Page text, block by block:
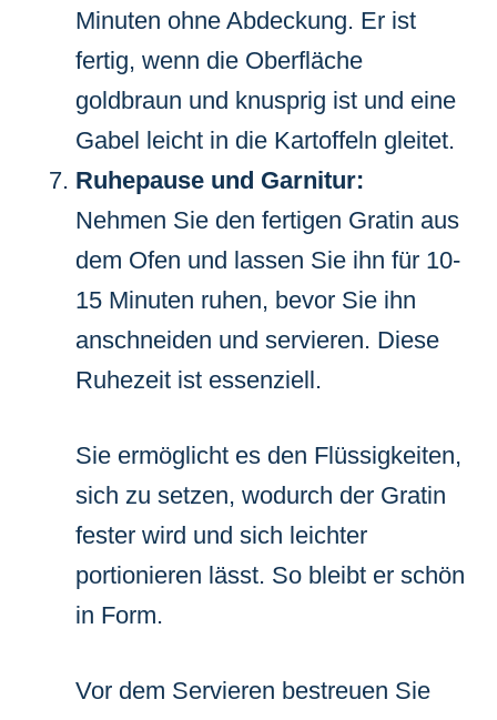
Minuten ohne Abdeckung. Er ist
fertig, wenn die Oberfläche
goldbraun und knusprig ist und eine
Gabel leicht in die Kartoffeln gleitet.
Ruhepause und Garnitur:
Nehmen Sie den fertigen Gratin aus
dem Ofen und lassen Sie ihn für 10-
15 Minuten ruhen, bevor Sie ihn
anschneiden und servieren. Diese
Ruhezeit ist essenziell.
Sie ermöglicht es den Flüssigkeiten,
sich zu setzen, wodurch der Gratin
fester wird und sich leichter
portionieren lässt. So bleibt er schön
in Form.
Vor dem Servieren bestreuen Sie